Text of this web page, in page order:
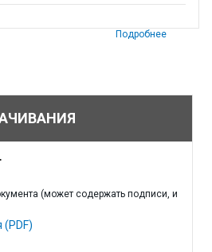
Подробнее
(может содержать подписи, и